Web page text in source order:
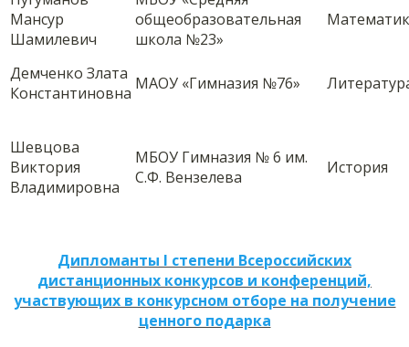
Мансур
Шамилевич
общеобразовательная
школа №23»
Демченко Злата
Константиновна МАОУ «Гимназия №76»
Шевцова
Виктория
Владимировна
МБОУ Гимназия № 6 им.
С.Ф. Вензелева
История
Дипломанты I степени Всероссийских
дистанционных конкурсов и конференций,
участвующих в конкурсном отборе на получение
ценного подарка